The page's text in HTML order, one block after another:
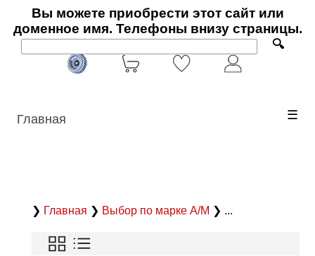
Вы можете приобрести этот сайт или
доменное имя. Телефоны внизу страницы.
🔍
Главная ☰
❯ Главная ❯ Выбор по марке А/М ❯ ...